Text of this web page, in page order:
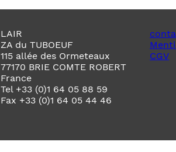
LAIR
ZA du TUBOEUF
115 allée des Ormeteaux
77170 BRIE COMTE ROBERT
France
Tel +33 (0)1 64 05 88 59
Fax +33 (0)1 64 05 44 46
CGV